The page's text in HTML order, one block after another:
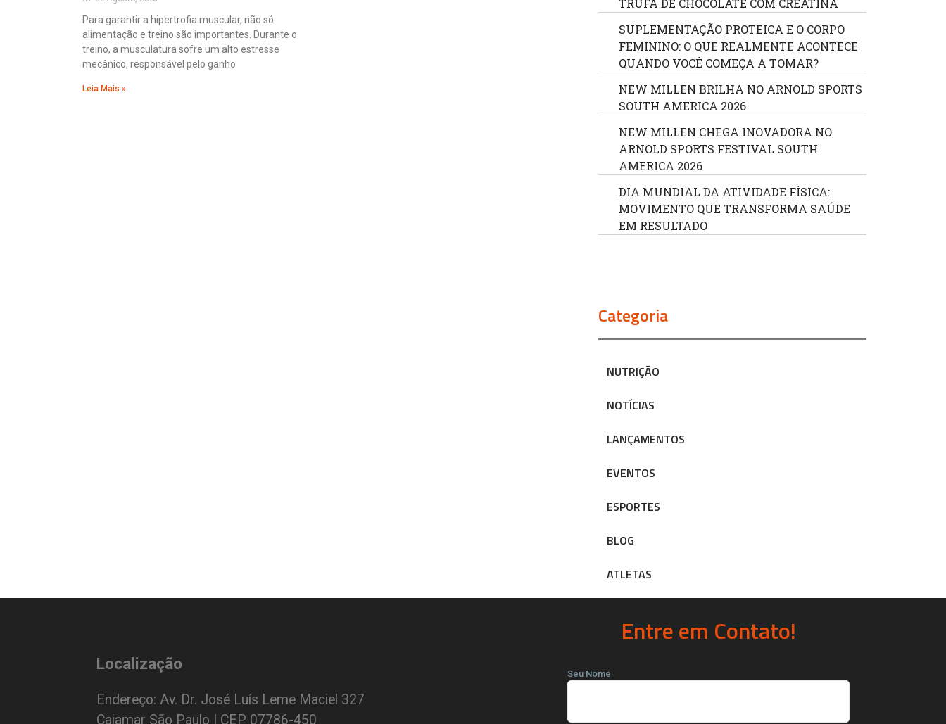
Para garantir a hipertrofia muscular, não só
alimentação e treino são importantes. Durante o
treino, a musculatura sofre um alto estresse
mecânico, responsável pelo ganho
Leia Mais »
TRUFA DE CHOCOLATE COM CREATINA
SUPLEMENTAÇÃO PROTEICA E O CORPO
FEMININO: O QUE REALMENTE ACONTECE
QUANDO VOCÊ COMEÇA A TOMAR?
NEW MILLEN BRILHA NO ARNOLD SPORTS
SOUTH AMERICA 2026
NEW MILLEN CHEGA INOVADORA NO
ARNOLD SPORTS FESTIVAL SOUTH
AMERICA 2026
DIA MUNDIAL DA ATIVIDADE FÍSICA:
MOVIMENTO QUE TRANSFORMA SAÚDE
EM RESULTADO
Categoria
NUTRIÇÃO
NOTÍCIAS
LANÇAMENTOS
EVENTOS
ESPORTES
BLOG
ATLETAS
Localização
Endereço: Av. Dr. José Luís Leme Maciel 327
Cajamar São Paulo | CEP 07786-450
Entre em Contato!
Seu Nome